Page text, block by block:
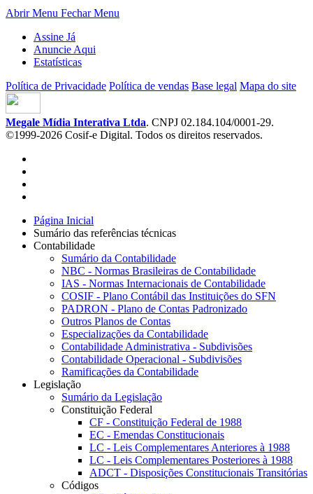
Abrir Menu Fechar Menu
Assine Já
Anuncie Aqui
Estatísticas
Política de Privacidade Política de vendas Base legal Mapa do site
Megale Mídia Interativa Ltda. CNPJ 02.184.104/0001-29.
©1999-2026 Cosif-e Digital. Todos os direitos reservados.
Página Inicial
Sumário das referências técnicas
Contabilidade
Sumário da Contabilidade
NBC - Normas Brasileiras de Contabilidade
IAS - Normas Internacionais de Contabilidade
COSIF - Plano Contábil das Instituições do SFN
PADRON - Plano de Contas Padronizado
Outros Planos de Contas
Especializações da Contabilidade
Contabilidade Administrativa - Subdivisões
Contabilidade Operacional - Subdivisões
Ramificações da Contabilidade
Legislação
Sumário da Legislação
Constituição Federal
CF - Constituição Federal de 1988
EC - Emendas Constitucionais
LC - Leis Complementares Anteriores à 1988
LC - Leis Complementares Posteriores à 1988
ADCT - Disposições Constitucionais Transitórias
Códigos